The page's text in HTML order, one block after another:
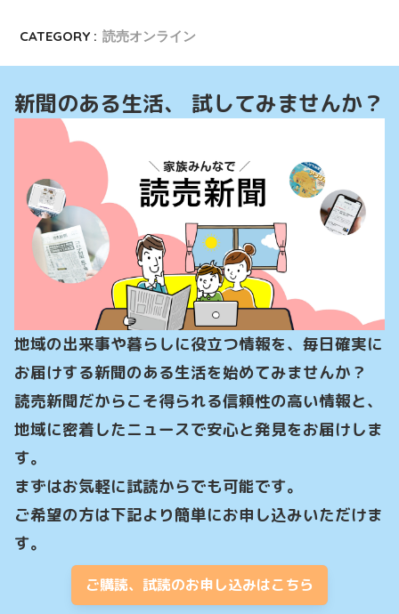
CATEGORY : 読売オンライン
新聞のある生活、 試してみませんか？
地域の出来事や暮らしに役立つ情報を、毎日確実に
お届けする新聞のある生活を始めてみませんか？
読売新聞だからこそ得られる信頼性の高い情報と、
地域に密着したニュースで安心と発見をお届けしま
す。
まずはお気軽に試読からでも可能です。
ご希望の方は下記より簡単にお申し込みいただけま
す。
ご購読、試読のお申し込みはこちら